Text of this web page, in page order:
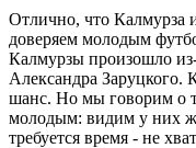
Отлично, что
доверяем молодым
Калмурзы произошло
Александра Заруцкого.
шанс. Но мы говорим о
молодым: видим у них
требуется время - не